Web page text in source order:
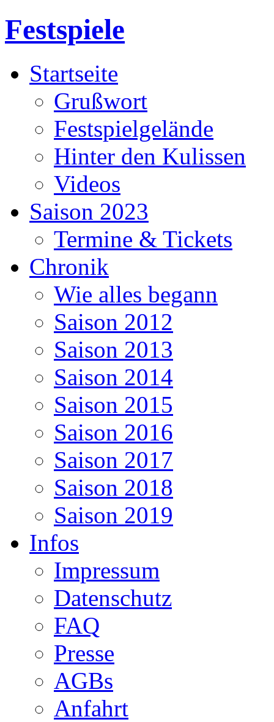
Festspiele
Startseite
Grußwort
Festspielgelände
Hinter den Kulissen
Videos
Saison 2023
Termine & Tickets
Chronik
Wie alles begann
Saison 2012
Saison 2013
Saison 2014
Saison 2015
Saison 2016
Saison 2017
Saison 2018
Saison 2019
Infos
Impressum
Datenschutz
FAQ
Presse
AGBs
Anfahrt